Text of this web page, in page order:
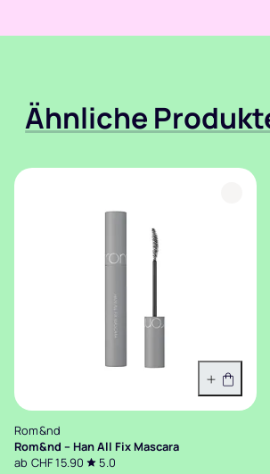
Ähnliche
Rom&nd
Rom&nd – Han All Fix Mascara
ab CHF 15.90
5.0